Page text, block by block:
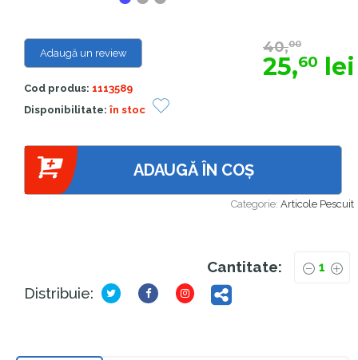
Categorie: Articole Pescuit
Adaugă un review
Cod produs: 1113589
Disponibilitate: în stoc
40,00
25,60 lei
ADAUGĂ ÎN COȘ
Cantitate:
Distribuie: